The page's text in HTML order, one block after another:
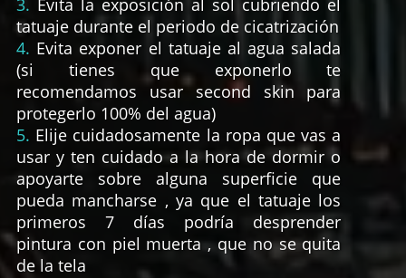
3. Evita la exposición al sol cubriendo el
tatuaje durante el periodo de cicatrización
4. Evita exponer el tatuaje al agua salada
(si tienes que exponerlo te
recomendamos usar second skin para
protegerlo 100% del agua)
5. Elije cuidadosamente la ropa que vas a
usar y ten cuidado a la hora de dormir o
apoyarte sobre alguna superficie que
pueda mancharse , ya que el tatuaje los
primeros 7 días podría desprender
pintura con piel muerta , que no se quita
de la tela